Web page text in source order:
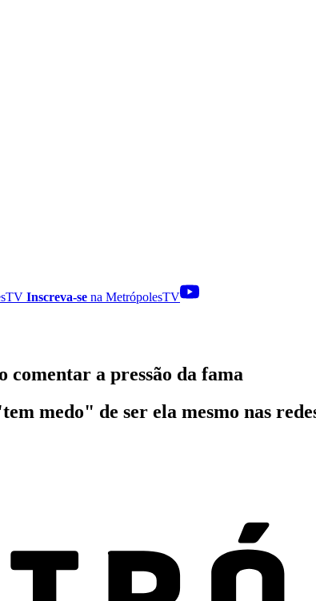
Inscreva-se na MetrópolesTV
comentar a pressão da fama
medo" de ser ela mesmo nas